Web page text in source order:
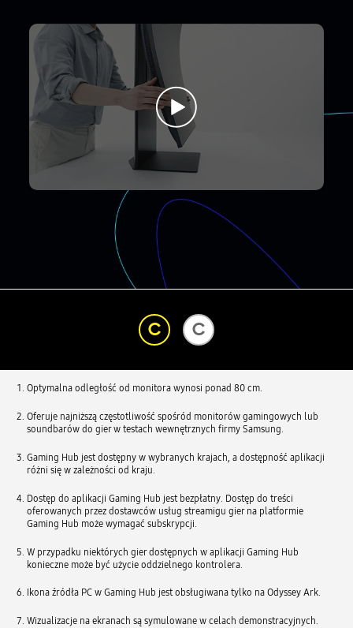
C C
Optymalna odległość od monitora wynosi ponad 80 cm.
Oferuje najniższą częstotliwość spośród monitorów gamingowych lub
soundbarów do gier w testach wewnętrznych firmy Samsung.
Gaming Hub jest dostępny w wybranych krajach, a dostępność aplikacji
różni się w zależności od kraju.
Dostęp do aplikacji Gaming Hub jest bezpłatny. Dostęp do treści
oferowanych przez dostawców usług streamigu gier na platformie
Gaming Hub może wymagać subskrypcji.
W przypadku niektórych gier dostępnych w aplikacji Gaming Hub
konieczne może być użycie oddzielnego kontrolera.
Ikona źródła PC w Gaming Hub jest obsługiwana tylko na Odyssey Ark.
Wizualizacje na ekranach są symulowane w celach demonstracyjnych.